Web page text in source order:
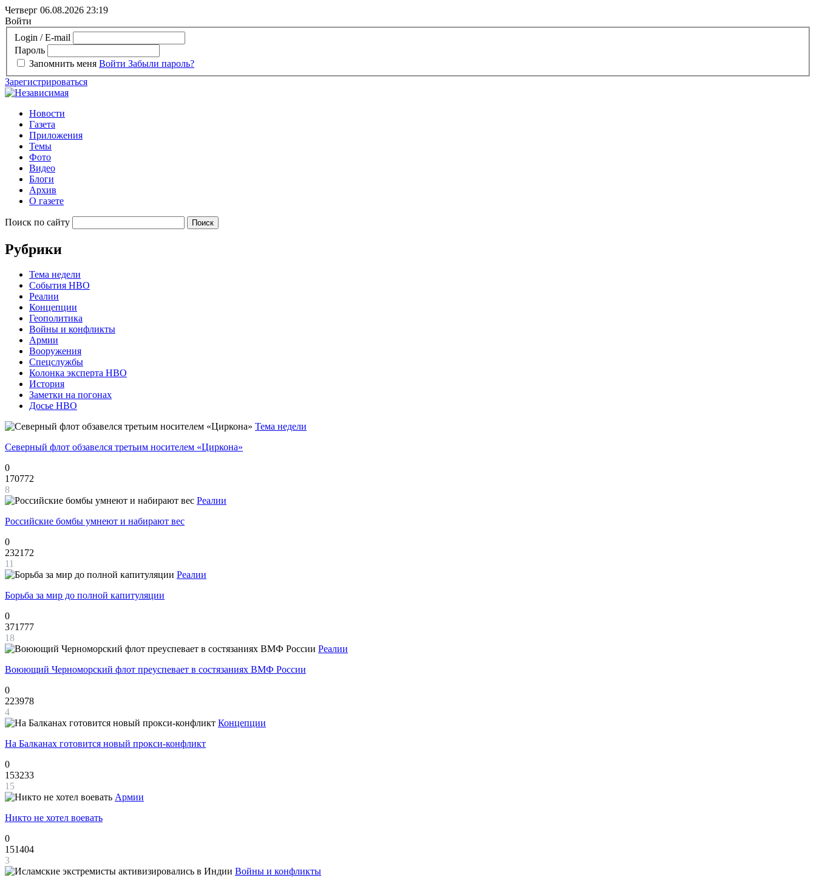
Четверг 06.08.2026 23:19
Войти
Login / E-mail
Пароль
Запомнить меня Войти Забыли пароль?
Зарегистрироваться
Новости
Газета
Приложения
Темы
Фото
Видео
Блоги
Архив
О газете
Поиск по сайту
Рубрики
Тема недели
События НВО
Реалии
Концепции
Геополитика
Войны и конфликты
Армии
Вооружения
Спецслужбы
Колонка эксперта НВО
История
Заметки на погонах
Досье НВО
Тема недели
Северный флот обзавелся третьим носителем «Циркона»
0
170772
8
Реалии
Российские бомбы умнеют и набирают вес
0
232172
11
Реалии
Борьба за мир до полной капитуляции
0
371777
18
Реалии
Воюющий Черноморский флот преуспевает в состязаниях ВМФ России
0
223978
4
Концепции
На Балканах готовится новый прокси-конфликт
0
153233
15
Армии
Никто не хотел воевать
0
151404
3
Войны и конфликты